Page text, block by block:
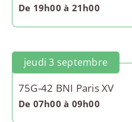
De 19h00 à 21h00
jeudi 3 septembre
75G-42 BNI Paris XV
De 07h00 à 09h00